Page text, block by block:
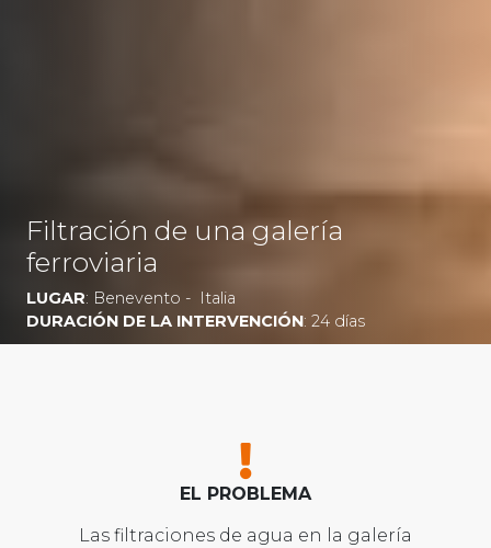
Filtración de una galería
ferroviaria
LUGAR: Benevento - Italia
DURACIÓN DE LA INTERVENCIÓN: 24 días
EL PROBLEMA
Las filtraciones de agua en la galería